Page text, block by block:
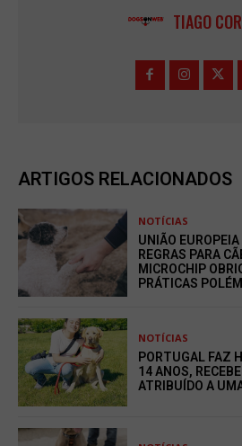
TIAGO
ARTIGOS RELACIONADOS
NOTÍCIAS
UNIÃO
REGRAS PARA
MICROCHIP
PRÁTICAS
NOTÍCIAS
PORTUGAL FAZ
14 ANOS,
ATRIBUÍDO A